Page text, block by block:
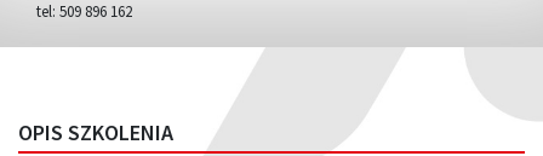
tel: 509 896 162
OPIS SZKOLENIA